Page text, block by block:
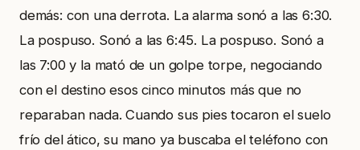
demás: con una derrota. La alarma sonó a las 6:30.
La pospuso. Sonó a las 6:45. La pospuso. Sonó a
las 7:00 y la mató de un golpe torpe, negociando
con el destino esos cinco minutos más que no
reparaban nada. Cuando sus pies tocaron el suelo
frío del ático, su mano ya buscaba el teléfono con